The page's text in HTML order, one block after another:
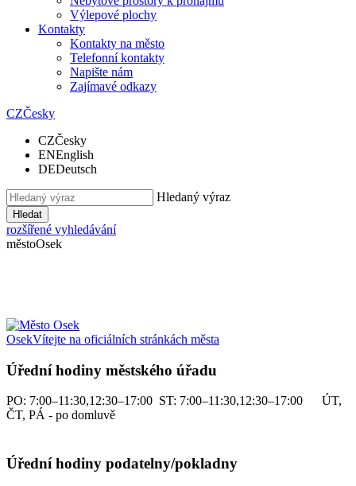
Výlepové plochy
Kontakty
Kontakty na město
Telefonní kontakty
Napište nám
Zajímavé odkazy
CZČesky
CZČesky
ENEnglish
DEDeutsch
Hledaný výraz
Hledat
rozšířené vyhledávání
městoOsek
OsekVítejte na oficiálních stránkách města
Úřední hodiny městského úřadu
PO: 7:00–11:30,12:30–17:00 ST: 7:00–11:30,12:30–17:00 ÚT,
ČT, PÁ - po domluvě
Úřední hodiny podatelny/pokladny